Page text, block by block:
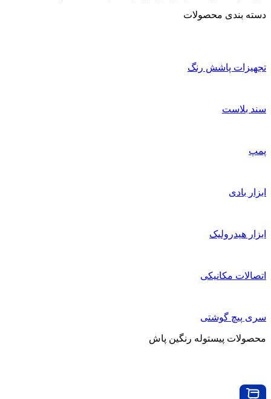
دسته بندی محصولات
تجهیزات پاشش رنگ
سند بلاست
پمپ
ابزار بادی
ابزار هیدرولیک
اتصالات مکانیکی
سری پیچ گوشتی
محصولات پیستوله رنگین پاش
پیستوله بادی پرونا مدل R-413G